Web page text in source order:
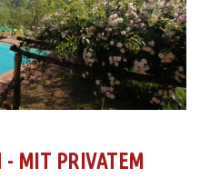
- MIT PRIVATEM